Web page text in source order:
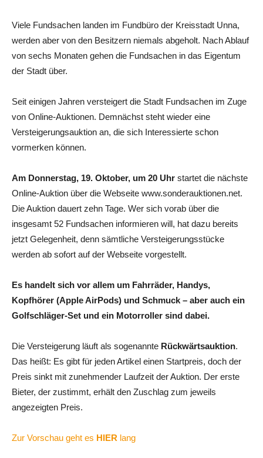
Viele Fundsachen landen im Fundbüro der Kreisstadt Unna,
werden aber von den Besitzern niemals abgeholt. Nach Ablauf
von sechs Monaten gehen die Fundsachen in das Eigentum
der Stadt über.
Seit einigen Jahren versteigert die Stadt Fundsachen im Zuge
von Online-Auktionen. Demnächst steht wieder eine
Versteigerungsauktion an, die sich Interessierte schon
vormerken können.
Am Donnerstag, 19. Oktober, um 20 Uhr startet die nächste
Online-Auktion über die Webseite www.sonderauktionen.net.
Die Auktion dauert zehn Tage. Wer sich vorab über die
insgesamt 52 Fundsachen informieren will, hat dazu bereits
jetzt Gelegenheit, denn sämtliche Versteigerungsstücke
werden ab sofort auf der Webseite vorgestellt.
Es handelt sich vor allem um Fahrräder, Handys,
Kopfhörer (Apple AirPods) und Schmuck – aber auch ein
Golfschläger-Set und ein Motorroller sind dabei.
Die Versteigerung läuft als sogenannte Rückwärtsauktion.
Das heißt: Es gibt für jeden Artikel einen Startpreis, doch der
Preis sinkt mit zunehmender Laufzeit der Auktion. Der erste
Bieter, der zustimmt, erhält den Zuschlag zum jeweils
angezeigten Preis.
Zur Vorschau geht es HIER lang